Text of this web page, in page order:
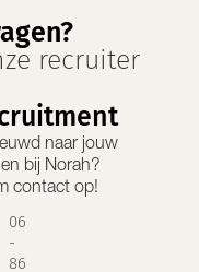
recruiter
naar jouw
bij Norah?
contact op!
06
-
86